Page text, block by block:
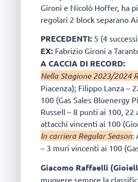
Gironi e Nicolò Hoffer, ha
regolari 2 block separano
PRECEDENTI: 5 (4
EX: Fabrizio Gironi a
A CACCIA DI RECORD:
Nella Stagione 2023/2024
Piacenza); Filippo Lanza –
100 (Gas Sales Bluenergy
Russell – 8 punti ai 100,
attacchi vincenti ai 100
In carriera Regular Season:
– 3 muri vincenti ai 100
Giacomo Raffaelli
muovere sempre la